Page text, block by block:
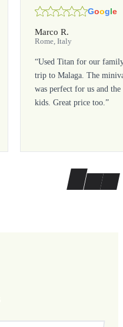
Google
Marco R.
Rome, Italy
“Used Titan for our
trip to Malaga. The
was perfect for us and the
kids. Great price too.”